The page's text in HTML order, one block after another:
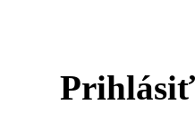
Prihlásiť